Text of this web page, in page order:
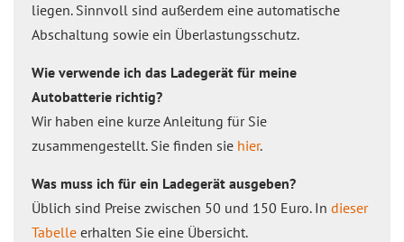
liegen. Sinnvoll sind außerdem eine automatische
Abschaltung sowie ein Überlastungsschutz.
Wie verwende ich das Ladegerät für meine
Autobatterie richtig?
Wir haben eine kurze Anleitung für Sie
zusammengestellt. Sie finden sie hier.
Was muss ich für ein Ladegerät ausgeben?
Üblich sind Preise zwischen 50 und 150 Euro. In dieser
Tabelle erhalten Sie eine Übersicht.